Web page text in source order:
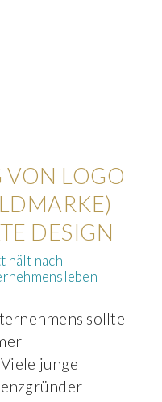
LOGO
DESIGN
hält nach
sollte
junge